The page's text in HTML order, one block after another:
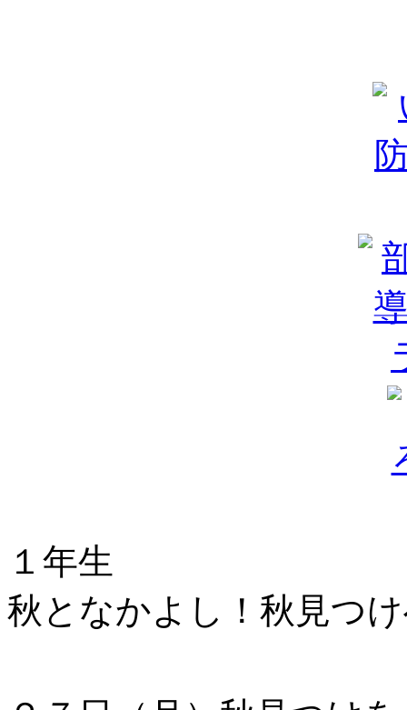
１年生
秋となかよし！秋見つ